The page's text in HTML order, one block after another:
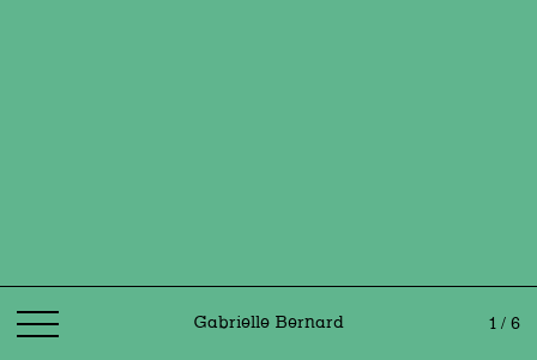
Gabrielle Bernard 1 / 6